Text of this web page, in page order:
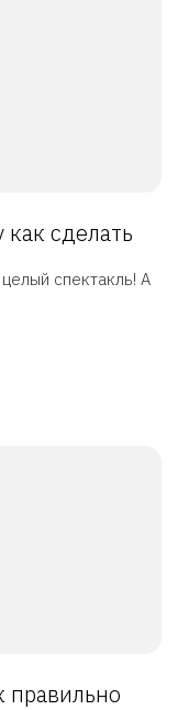
сделать
спектакль! А
правильно